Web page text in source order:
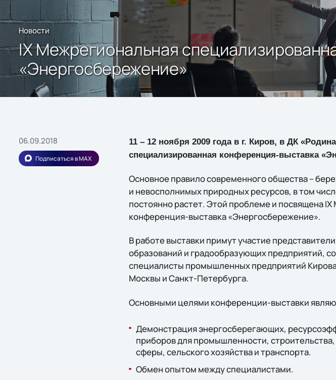
Новости
IX Межрегиональная
«Энергосбережение»
06.09.2018
Подписаться в MAX
11 – 12 ноября 2009 года в г. Киров, в ДК
специализированная конференция-выставка
Основное правило современного общества –
и невосполнимых природных ресурсов, в том
постоянно растет. Этой проблеме и посвящена
конференция-выставка «Энергосбережение».
В работе выставки примут участие
образований и градообразующих предприятий,
специалисты промышленных предприятий
Москвы и Санкт-Петербурга.
Основными целями конференции-выставки
Демонстрация энергосберегающих,
приборов для промышленности,
сферы, сельского хозяйства и транспорта.
Обмен опытом между специалистами.